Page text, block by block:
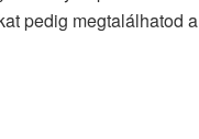
pedig megtalálhatod a